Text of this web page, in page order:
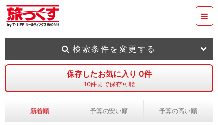
保存したお気に入り 0件
10件まで保存可能
新着順 予算の安い順 予算の高い順
検索条件を変更する